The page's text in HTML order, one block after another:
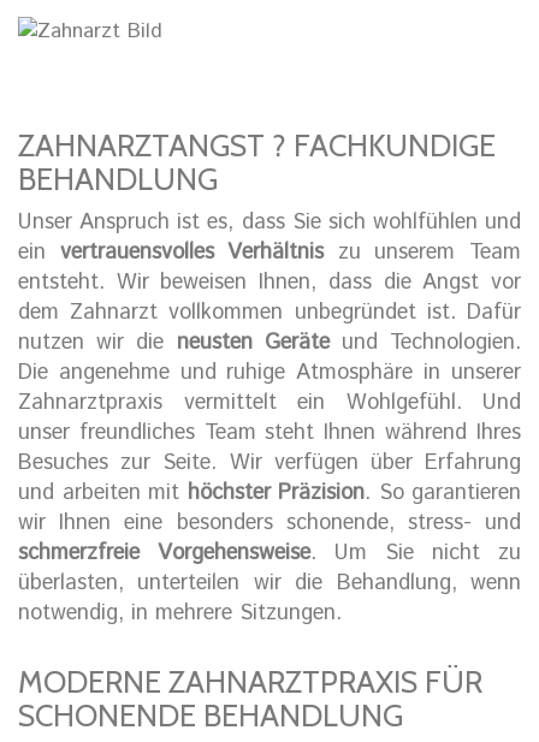
ZAHNARZTANGST ? FACHKUNDIGE
BEHANDLUNG
Unser Anspruch ist es, dass Sie sich wohlfühlen und
ein vertrauensvolles Verhältniszu unserem Team
entsteht. Wir beweisen Ihnen, dass die Angst vor
dem Zahnarzt vollkommen unbegründet ist. Dafür
nutzen wir die neusten Geräteund Technologien.
Die angenehme und ruhige Atmosphäre in unserer
Zahnarztpraxis vermittelt ein Wohlgefühl. Und
unser freundliches Team steht Ihnen während Ihres
Besuches zur Seite. Wir verfügen über Erfahrung
und arbeiten mit höchster Präzision. So garantieren
wir Ihnen eine besonders schonende, stress- und
schmerzfreie Vorgehensweise. Um Sie nicht zu
überlasten, unterteilen wir die Behandlung, wenn
notwendig, in mehrere Sitzungen.
MODERNE ZAHNARZTPRAXIS FÜR
SCHONENDE BEHANDLUNG